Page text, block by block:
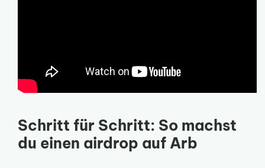
Schritt für Schritt: So machst
du einen airdrop auf Arb